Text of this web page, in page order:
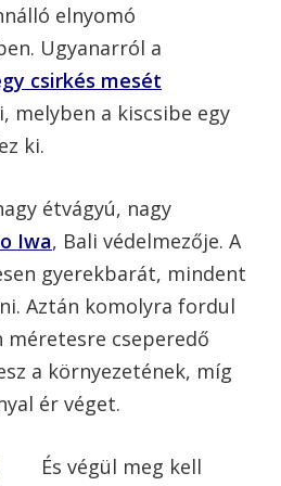
elnyomó
Ugyanarról a
csirkés mesét
melyben a kiscsibe egy
ki.
étvágyú, nagy
Iwa, Bali védelmezője. A
gyerekbarát, mindent
Aztán komolyra fordul
méretesre cseperedő
a környezetének, míg
ér véget.
És végül meg kell